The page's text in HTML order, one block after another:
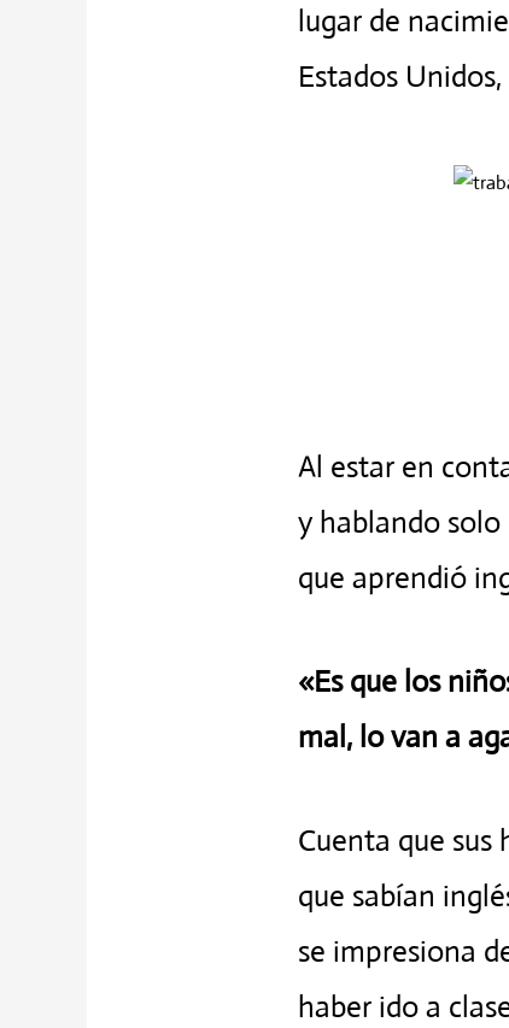
lugar de
Estados
Al estar en
y hablando
que aprendió
«Es que los
mal, lo van a
Cuenta que sus
que sabían
se impresiona
haber ido a